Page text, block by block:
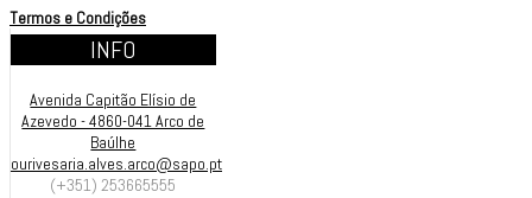
Termos e Condições
INFO
Avenida Capitão Elísio de
Azevedo - 4860-041 Arco de
Baúlhe
ourivesaria.alves.arco@sapo.pt
(+351) 253665555